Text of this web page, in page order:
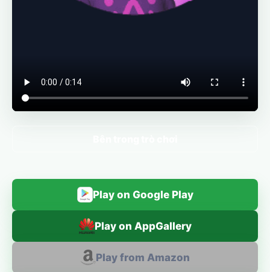
Play on Google Play
Play on AppGallery
Play from Amazon